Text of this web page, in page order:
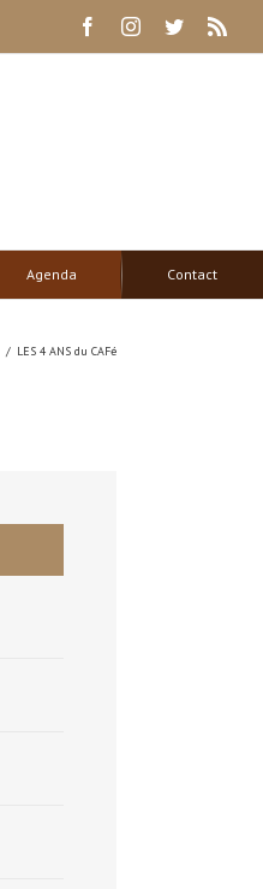
FacebookInstagram
Twitter
Agenda Contact
/ LES 4 ANS du CAFé